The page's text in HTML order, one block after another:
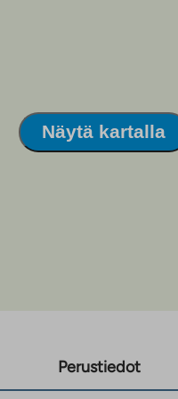
Näytä kartalla
Perustiedot